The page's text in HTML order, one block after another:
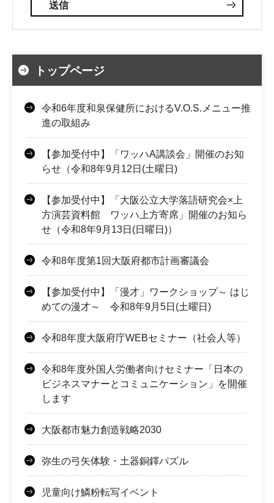
トップページ
令和6年度和泉保健所におけるV.O.S.メニュー推
進の取組み
【参加受付中】「ワッハA講談会」開催のお知
らせ（令和8年9月12日(土曜日)
【参加受付中】「大阪公立大学落語研究会×上
方演芸資料館 ワッハ上方寄席」開催のお知ら
せ（令和8年9月13日(日曜日)）
令和8年度第1回大阪府都市計画審議会
【参加受付中】「漫才」ワークショップ～ はじ
めての漫才～ 令和8年9月5日(土曜日)
令和8年度大阪府庁WEBセミナー（社会人等）
令和8年度外国人労働者向けセミナー「日本の
ビジネスマナーとコミュニケーション」を開催
します
大阪都市魅力創造戦略2030
弥生の弓矢体験・土器銅鐸パズル
児童向け鱗粉転写イベント